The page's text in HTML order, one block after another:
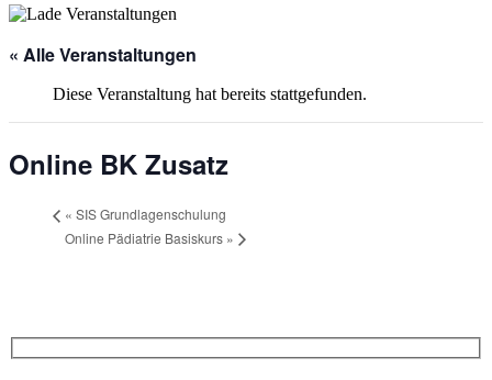
« Alle Veranstaltungen
Diese Veranstaltung hat bereits stattgefunden.
Online BK Zusatz
« SIS Grundlagenschulung
Online Pädiatrie Basiskurs »